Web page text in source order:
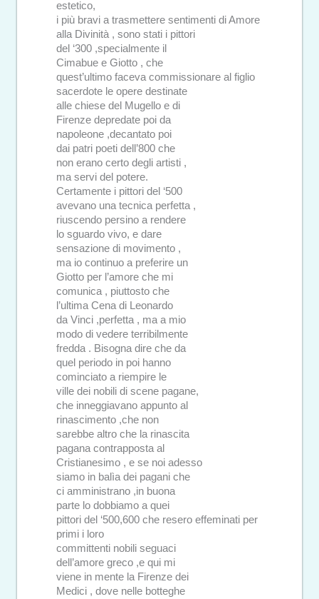
estetico,
i più bravi a trasmettere sentimenti di Amore
alla Divinità , sono stati i pittori
del ‘300 ,specialmente il
Cimabue e Giotto , che
quest’ultimo faceva commissionare al figlio
sacerdote le opere destinate
alle chiese del Mugello e di
Firenze depredate poi da
napoleone ,decantato poi
dai patri poeti dell’800 che
non erano certo degli artisti ,
ma servi del potere.
Certamente i pittori del ‘500
avevano una tecnica perfetta ,
riuscendo persino a rendere
lo sguardo vivo, e dare
sensazione di movimento ,
ma io continuo a preferire un
Giotto per l’amore che mi
comunica , piuttosto che
l’ultima Cena di Leonardo
da Vinci ,perfetta , ma a mio
modo di vedere terribilmente
fredda . Bisogna dire che da
quel periodo in poi hanno
cominciato a riempire le
ville dei nobili di scene pagane,
che inneggiavano appunto al
rinascimento ,che non
sarebbe altro che la rinascita
pagana contrapposta al
Cristianesimo , e se noi adesso
siamo in balìa dei pagani che
ci amministrano ,in buona
parte lo dobbiamo a quei
pittori del ‘500,600 che resero effeminati per
primi i loro
committenti nobili seguaci
dell’amore greco ,e qui mi
viene in mente la Firenze dei
Medici , dove nelle botteghe